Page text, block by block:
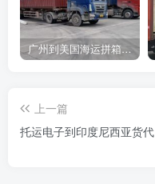
广州到美国海运拼箱多少钱？2024年最新运费构成+隐藏费用避坑指南
上一篇
托运电子到印度尼西亚货代